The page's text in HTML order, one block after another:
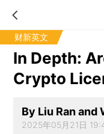
财新英文
In Depth:
Crypto
By Liu Ran and
2025年05月21日